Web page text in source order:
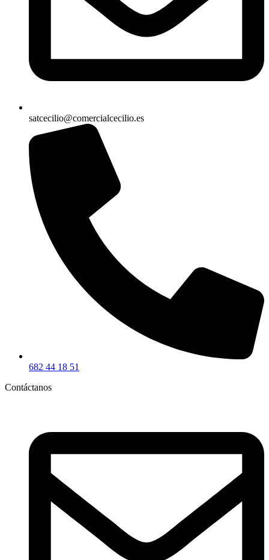
satcecilio@comercialcecilio.es
682 44 18 51
Contáctanos